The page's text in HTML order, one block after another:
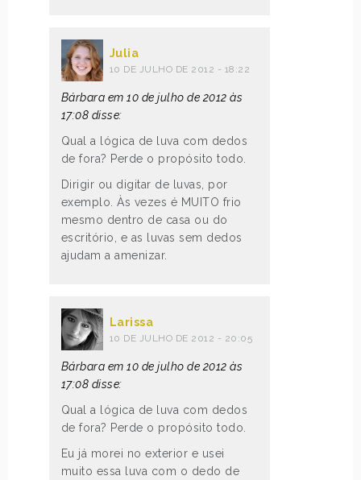
Julia
10 DE JULHO DE 2012 - 18:22
Bárbara em 10 de julho de 2012 às
17:08 disse:
Qual a lógica de luva com dedos
de fora? Perde o propósito todo.
Dirigir ou digitar de luvas, por
exemplo. Às vezes é MUITO frio
mesmo dentro de casa ou do
escritório, e as luvas sem dedos
ajudam a amenizar.
Larissa
10 DE JULHO DE 2012 - 20:05
Bárbara em 10 de julho de 2012 às
17:08 disse:
Qual a lógica de luva com dedos
de fora? Perde o propósito todo.
Eu já morei no exterior e usei
muito essa luva com o dedo de